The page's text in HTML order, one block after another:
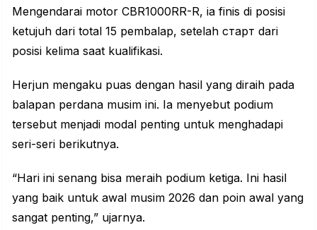
Mengendarai motor CBR1000RR-R, ia finis di posisi
ketujuh dari total 15 pembalap, setelah старт dari
posisi kelima saat kualifikasi.
Herjun mengaku puas dengan hasil yang diraih pada
balapan perdana musim ini. Ia menyebut podium
tersebut menjadi modal penting untuk menghadapi
seri-seri berikutnya.
“Hari ini senang bisa meraih podium ketiga. Ini hasil
yang baik untuk awal musim 2026 dan poin awal yang
sangat penting,” ujarnya.